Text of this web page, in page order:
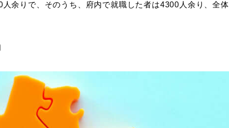
余りで、そのうち、府内で就職した者は4300人余り、全体